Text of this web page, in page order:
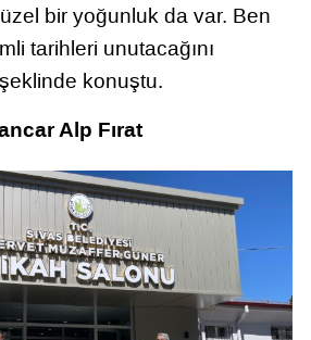
bir yoğunluk da var. Ben
tarihleri unutacağını
konuştu.
Alp Fırat